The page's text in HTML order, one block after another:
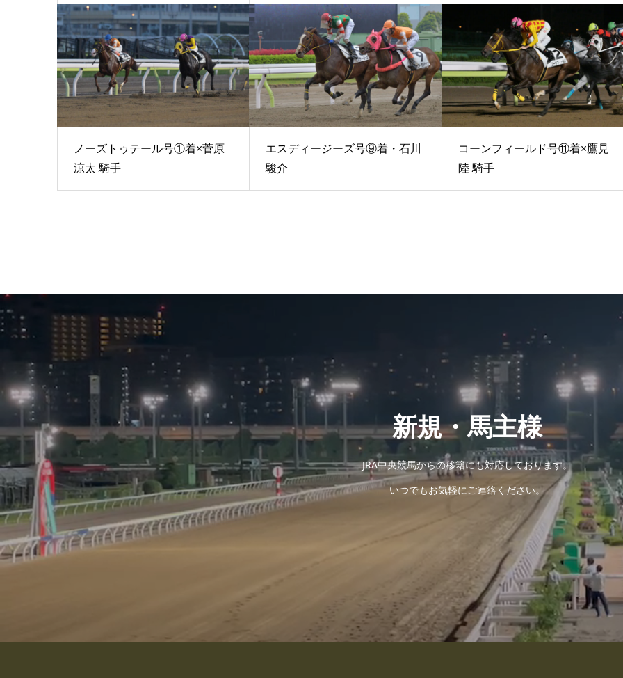
ノーズトゥテール号①着×菅原
涼太 騎手
エスディージーズ号⑨着・石川
駿介
コーンフィールド号⑪着×鷹見
陸 騎手
新規・馬主様
JRA中央競馬からの移籍にも対応しております。
いつでもお気軽にご連絡ください。